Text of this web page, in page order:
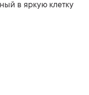
в яркую клетку